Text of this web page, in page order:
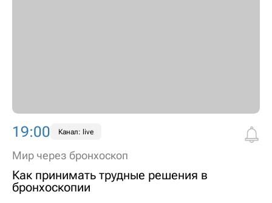
19:00 Канал: live
Мир через бронхоскоп
Как принимать трудные решения в
бронхоскопии